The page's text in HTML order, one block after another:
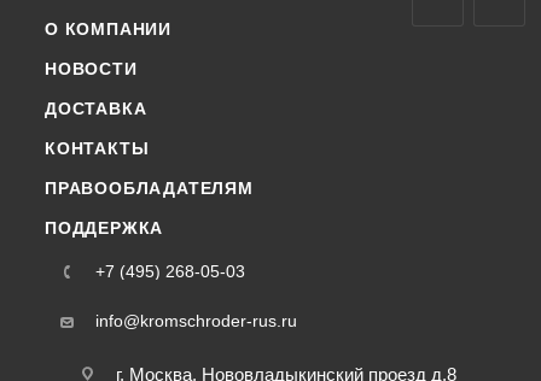
О КОМПАНИИ
НОВОСТИ
ДОСТАВКА
КОНТАКТЫ
ПРАВООБЛАДАТЕЛЯМ
ПОДДЕРЖКА
+7 (495) 268-05-03
info@kromschroder-rus.ru
г. Москва, Нововладыкинский проезд д.8